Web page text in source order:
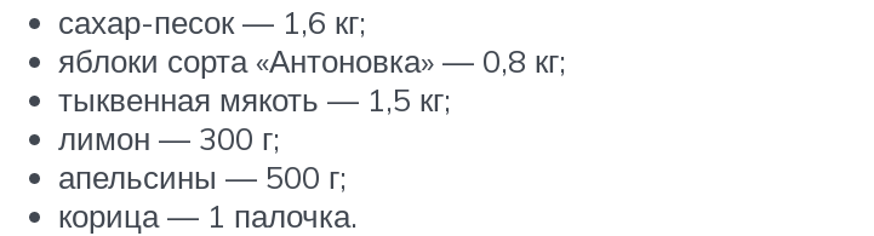
сахар-песок — 1,6 кг;
яблоки сорта «Антоновка» — 0,8 кг;
тыквенная мякоть — 1,5 кг;
лимон — 300 г;
апельсины — 500 г;
корица — 1 палочка.